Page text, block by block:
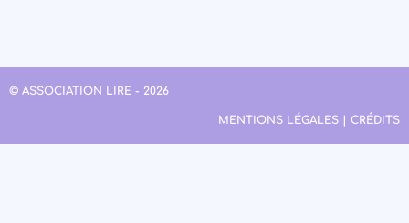
© ASSOCIATION LIRE - 2026
MENTIONS LÉGALES | CRÉDITS